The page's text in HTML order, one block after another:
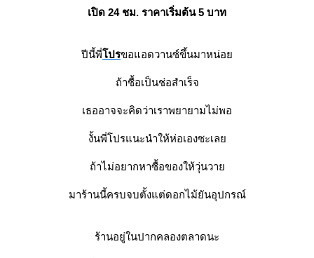
เปิด 24 ชม. ราคาเริ่มต้น 5 บาท
ปีนี้พี่ปรขอแอดวานซ์ขึ้นมาหน่อ
ถ้าซื้อเป็นช่อสำเร็จ
เธออาจจะคิดว่าเราพยายามไม่พอ
งั้นพี่โปรแนะนำให้ห่อเองซะเล
ถ้าไม่อยากหาซื้อของให้วุ่นวา
มาร้านนี้ครบจบตั้งแต่ดอกไม้ยันอุปกรณ์
ร้านอยู่ในปากคลองตลาดนะ